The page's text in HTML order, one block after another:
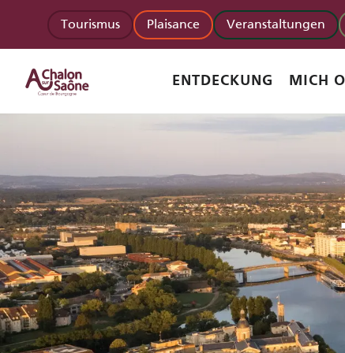
contenu
principal
Tourismus Plaisance Veranstaltungen
ENTDECKUNG MICH